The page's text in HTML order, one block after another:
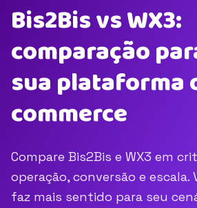
Bis2Bis vs WX3:
comparação
sua plataforma
commerce
Compare Bis2Bis e WX3 em
operação, conversão e escala.
faz mais sentido para seu